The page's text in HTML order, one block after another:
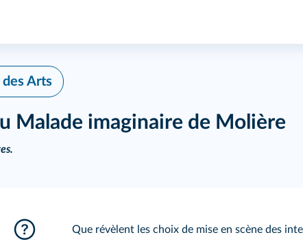
Arts
Malade imaginaire de Molière
Que révèlent les choix de mise en scène des